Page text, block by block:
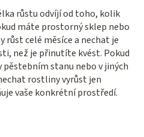
růstu odvíjí od toho, kolik
máte prostorný sklep nebo
celé měsíce a nechat je
než je přinutíte kvést. Pokud
stanu nebo v jiných
rostliny vyrůst jen
vaše konkrétní prostředí.